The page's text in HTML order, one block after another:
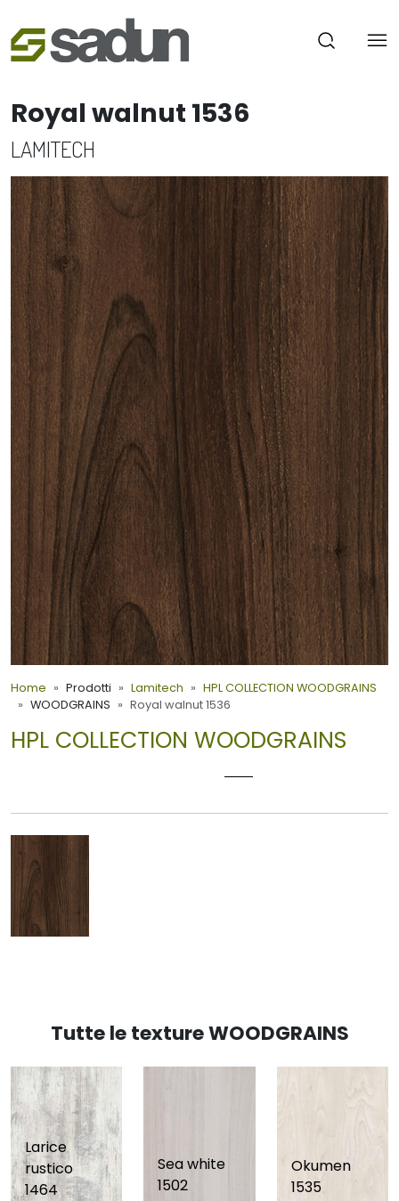
Royal walnut 1536
LAMITECH
Home Prodotti Lamitech
HPL COLLECTION WOODGRAINS
WOODGRAINS
Royal walnut 1536
HPL COLLECTION WOODGRAINS
Tutte le texture WOODGRAINS
Larice
rustico
1464
Sea white
1502
Okumen
1535